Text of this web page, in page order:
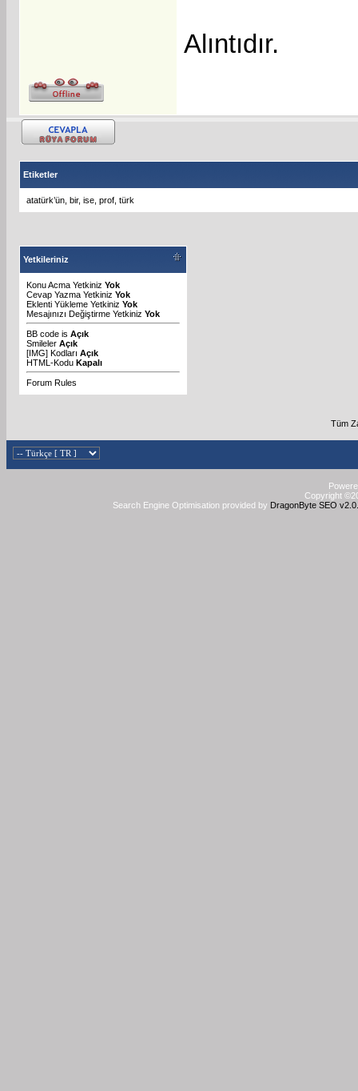
Alıntıdır.
Etiketler
atatürk’ün bir, ise prof türk
Yetkileriniz
Konu Acma Yetkiniz Yok
Cevap Yazma Yetkiniz Yok
Eklenti Yükleme Yetkiniz Yok
Mesajınızı Değiştirme Yetkiniz Yok
BB code is Açık
Smileler Açık
[IMG] Kodları Açık
HTML-Kodu Kapalı
Forum Rules
Tüm
Copyright
Search Engine Optimisation provided by DragonByte SEO